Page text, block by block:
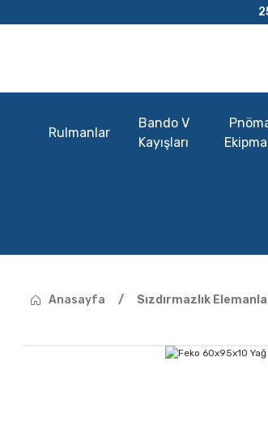
Rulmanlar
Bando V
Kayışları
Anasayfa Sızdırmazlık